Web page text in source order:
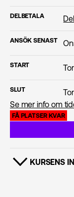
DELBETALA
ANSÖK SENAST
START
SLUT
Se mer info om
FÅ PLATSER KVAR
VISA INNEHÅLL
KURSENS